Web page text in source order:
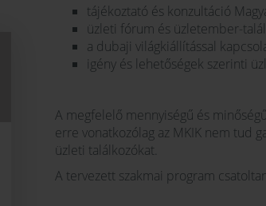
tájékoztató és konzultáció
üzleti fórum és üzletember-
a dubaji világkiállítással
igény és lehetőségek szerinti
A megfelelő mennyiségű és
erre vonatkozólag az MKIK nem tud
üzleti találkozókat.
A tervezett szakmai program